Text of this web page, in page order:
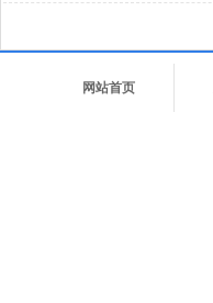
网站首页